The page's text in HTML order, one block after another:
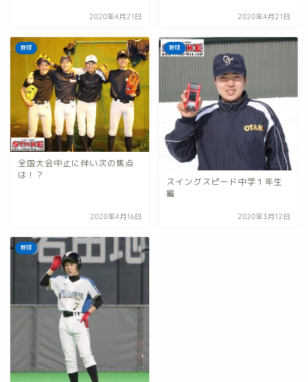
2020年4月21日 2020年4月21日
野球
全国大会中止に伴い次の焦点
は！？
2020年4月16日
野球
スイングスピード中学１年生
編
2020年3月12日
野球